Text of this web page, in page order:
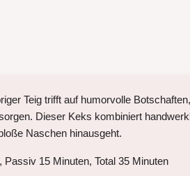
Teig trifft auf humorvolle
Dieser Keks kombiniert
Naschen hinausgeht.
Passiv 15 Minuten, Total 35 Minuten